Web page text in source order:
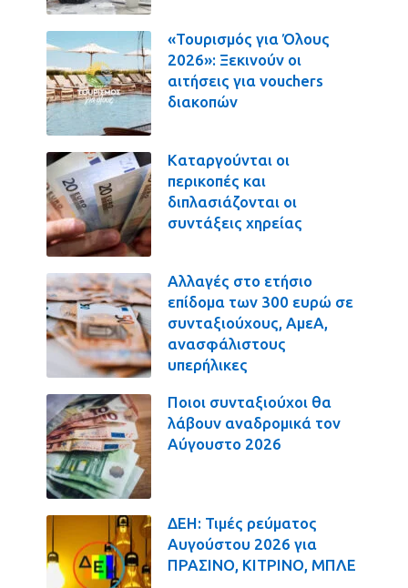
«Τουρισμός για Όλους
2026»: Ξεκινούν οι
αιτήσεις για vouchers
διακοπών
Καταργούνται οι
περικοπές και
διπλασιάζονται οι
συντάξεις χηρείας
Αλλαγές στο ετήσιο
επίδομα των 300 ευρώ σε
συνταξιούχους, ΑμεΑ,
ανασφάλιστους
υπερήλικες
Ποιοι συνταξιούχοι θα
λάβουν αναδρομικά τον
Αύγουστο 2026
ΔΕΗ: Τιμές ρεύματος
Αυγούστου 2026 για
ΠΡΑΣΙΝΟ, ΚΙΤΡΙΝΟ, ΜΠΛΕ